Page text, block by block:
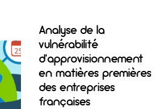
Analyse de la
vulnérabilité
d’approvisionnement
en matières premières
des entreprises
françaises